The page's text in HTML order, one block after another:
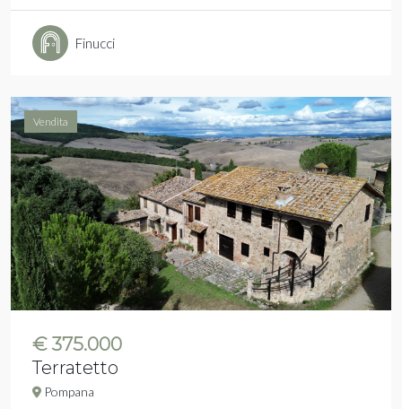
Finucci
Vendita
€ 375.000
Terratetto
Pompana